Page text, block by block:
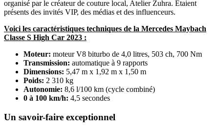
organisé par le créateur de couture local, Atelier Zuhra. Étaient
présents des invités VIP, des médias et des influenceurs.
Voici les caractéristiques techniques de la Mercedes Maybach
Classe S High Car 2023 :
Moteur: moteur V8 biturbo de 4,0 litres, 503 ch, 700 Nm
Transmission: automatique à 9 rapports
Dimensions: 5,47 m x 1,92 m x 1,50 m
Poids: 2 310 kg
Autonomie: 8,6 l/100 km (cycle combiné)
0 à 100 km/h: 4,5 secondes
Un savoir-faire exceptionnel